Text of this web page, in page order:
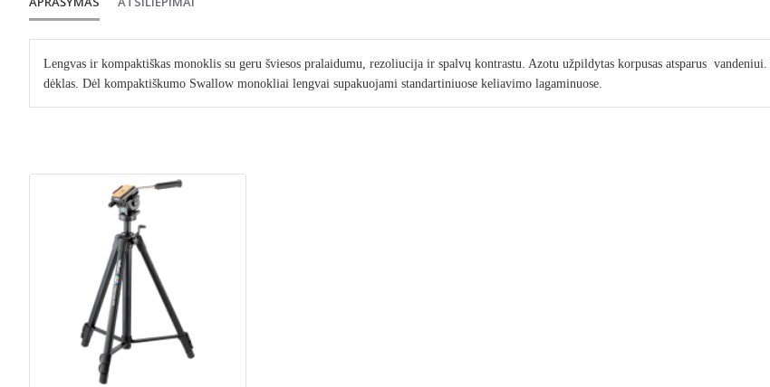
Lengvas ir kompaktiškas monoklis su geru šviesos pralaidumu, rezoliucija ir spalvų kontrastu. Azotu užpildytas korpusas atsparus vandeniui.
dėklas. Dėl kompaktiškumo Swallow monokliai lengvai supakuojami standartiniuose keliavimo lagaminuose.